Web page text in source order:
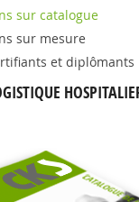
sur catalogue
sur mesure
et diplômants